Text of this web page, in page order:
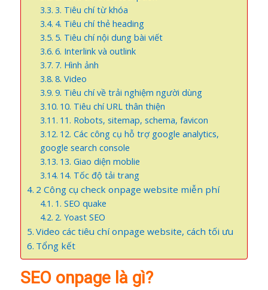
3. Tiêu chí từ khóa
4. Tiêu chí thẻ heading
5. Tiêu chí nội dung bài viết
6. Interlink và outlink
7. Hình ảnh
8. Video
9. Tiêu chí về trải nghiệm người dùng
10. Tiêu chí URL thân thiện
11. Robots, sitemap, schema, favicon
12. Các công cụ hỗ trợ google analytics,
google search console
13. Giao diện moblie
14. Tốc độ tải trang
2 Công cụ check onpage website miễn phí
1. SEO quake
2. Yoast SEO
Video các tiêu chí onpage website, cách tối ưu
Tổng kết
SEO onpage là gì?